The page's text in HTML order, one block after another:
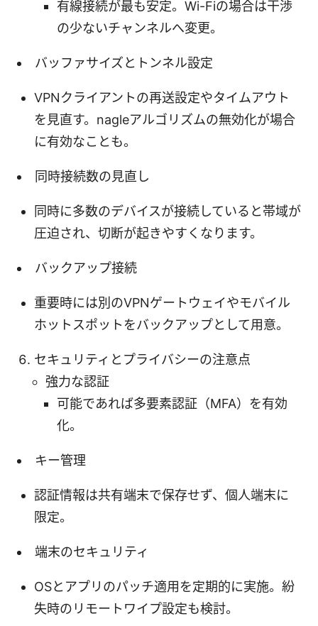
有線接続が最も安定。Wi-Fiの場合は干渉
の少ないチャンネルへ変更。
バッファサイズとトンネル設定
VPNクライアントの再送設定やタイムアウト
を見直す。nagleアルゴリズムの無効化が場合
に有効なことも。
同時接続数の見直し
同時に多数のデバイスが接続していると帯域が
圧迫され、切断が起きやすくなります。
バックアップ接続
重要時には別のVPNゲートウェイやモバイル
ホットスポットをバックアップとして用意。
セキュリティとプライバシーの注意点
強力な認証
可能であれば多要素認証（MFA）を有効
化。
キー管理
認証情報は共有端末で保存せず、個人端末に
限定。
端末のセキュリティ
OSとアプリのパッチ適用を定期的に実施。紛
失時のリモートワイプ設定も検討。